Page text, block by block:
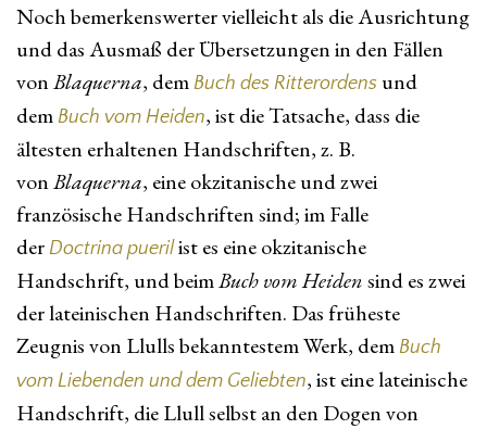
Noch bemerkenswerter vielleicht als die Ausrichtung
und das Ausmaß der Übersetzungen in den Fällen
vonBlaquerna, dem Buch des Ritterordens und
dem Buch vom Heiden, ist die Tatsache, dass die
ältesten erhaltenen Handschriften, z. B.
vonBlaquerna, eine okzitanische und zwei
französische Handschriften sind; im Falle
der Doctrina puerilist es eine okzitanische
Handschrift, und beimBuch vom Heidensind es zwei
der lateinischen Handschriften. Das früheste
Zeugnis von Llulls bekanntestem Werk, dem Buch
vom Liebenden und dem Geliebten, ist eine lateinische
Handschrift, die Llull selbst an den Dogen von